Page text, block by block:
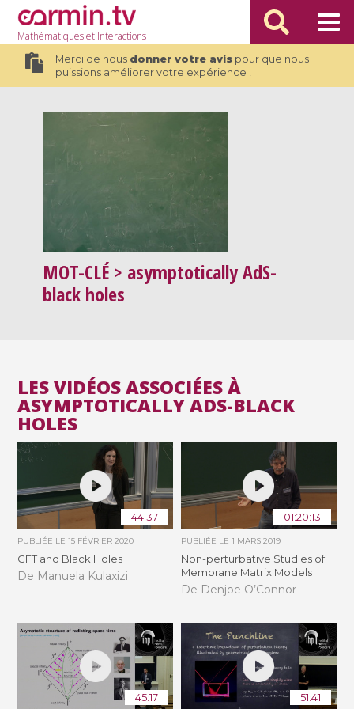
Mathématiqueset Interactions
Merci de nous donner votre avispour que nous
puissions améliorer votre expérience !
MOT-CLÉ > asymptotically AdS-
black holes
LES VIDÉOS ASSOCIÉES À
ASYMPTOTICALLY ADS-BLACK
HOLES
44:37
PUBLIÉE LE15 FÉVRIER 2020
CFT and Black Holes
De Manuela Kulaxizi
01:20:13
PUBLIÉE LE 1 MARS 2019
Non-perturbative Studies of
Membrane Matrix Models
De Denjoe O’Connor
45:17 51:41